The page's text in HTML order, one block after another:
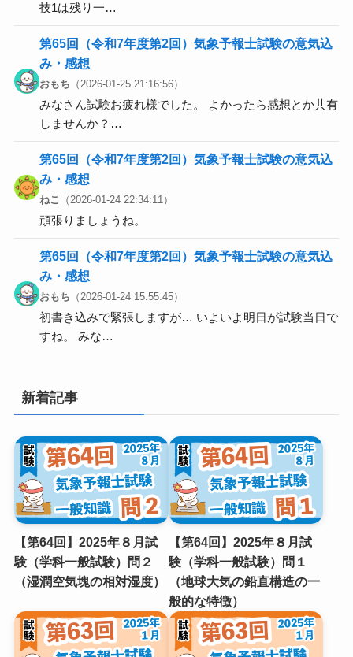
技1は残り一…
第65回（令和7年度第2回）気象予報士試験の意気込
み・感想
おもち （2026-01-25 21:16:56）
みなさん試験お疲れ様でした。 よかったら感想とか共有
しませんか？…
第65回（令和7年度第2回）気象予報士試験の意気込
み・感想
ねこ （2026-01-24 22:34:11）
頑張りましょうね。
第65回（令和7年度第2回）気象予報士試験の意気込
み・感想
おもち （2026-01-24 15:55:45）
初書き込みで緊張しますが… いよいよ明日が試験当日で
すね。 みな…
新着記事
【第64回】2025年８月試
験（学科一般試験）問２
（湿潤空気塊の相対湿度）
【第64回】2025年８月試
験（学科一般試験）問１
（地球⼤気の鉛直構造の⼀
般的な特徴）